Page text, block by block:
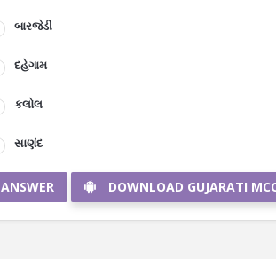
બારજેડી
દહેગામ
કલોલ
સાણંદ
ANSWER DOWNLOAD GUJARATI